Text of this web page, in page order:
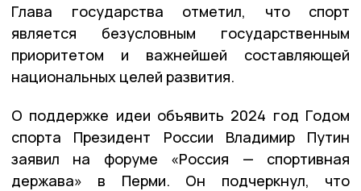
Глава государства отметил, что спорт
является безусловным государственным
приоритетом и важнейшей составляющей
национальных целей развития.
О поддержке идеи объявить 2024 год Годом
спорта Президент России Владимир Путин
заявил на форуме «Россия — спортивная
держава» в Перми. Он подчеркнул, что